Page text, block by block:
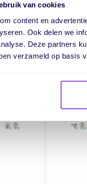
van cookies
content en
Ook delen we
Deze partners
verzameld op basis